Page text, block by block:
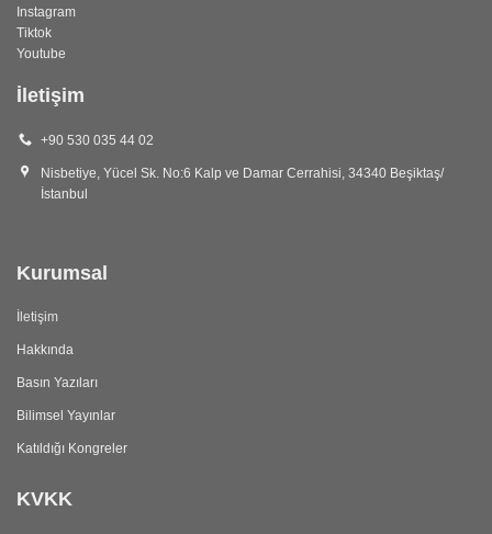
Instagram
Tiktok
Youtube
İletişim
+90 530 035 44 02
Nisbetiye, Yücel Sk. No:6 Kalp ve Damar Cerrahisi, 34340 Beşiktaş/
İstanbul
Kurumsal
İletişim
Hakkında
Basın Yazıları
Bilimsel Yayınlar
Katıldığı Kongreler
KVKK